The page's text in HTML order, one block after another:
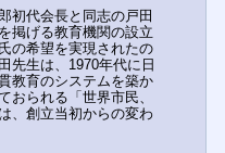
初代会長と同志の戸田
掲げる教育機関の設立
の希望を実現されたの
先生は、1970年代に日
教育のシステムを築か
おられる「世界市民、
、創立当初からの変わ